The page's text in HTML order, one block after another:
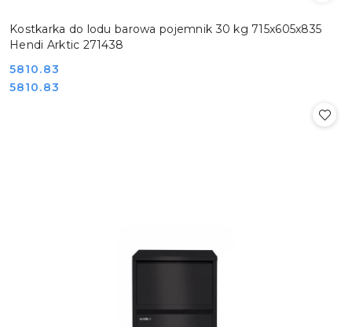
Kostkarka do lodu barowa pojemnik 30 kg 715x605x835
Hendi Arktic 271438
Cena:
5810.83
Cena:
5810.83